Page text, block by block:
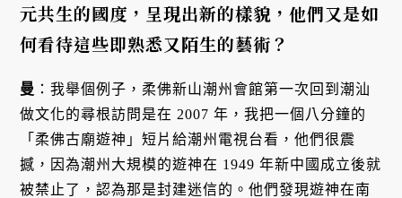
元共生的國度，呈現出新的樣貌，他們又是如
何看待這些即熟悉又陌生的藝術？
曼 ：我舉個例子，柔佛新山潮州會館第一次回到潮汕
做文化的尋根訪問是在 2007 年，我把一個八分鐘的
「柔佛古廟遊神」短片給潮州電視台看，他們很震
撼，因為潮州大規模的遊神在 1949 年新中國成立後就
被禁止了，認為那是封建迷信的。他們發現遊神在南